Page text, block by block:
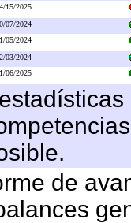
15/2025
07/2024
05/2024
03/2024
06/2025
de